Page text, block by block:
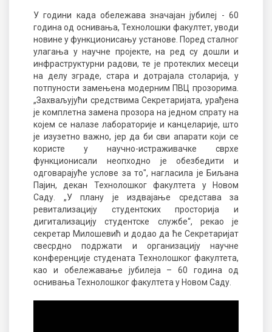
У години када обележава значајан јубилеј - 60
година од оснивања, Технолошки факултет, уводи
новине у функционисању установе. Поред сталног
улагања у научне пројекте, на ред су дошли и
инфраструктурни радови, те је протеклих месеци
на делу зграде, стара и дотрајала столарија, у
потпуности замењена модерним ПВЦ прозорима.
„Захваљујући средствима Секретаријата, урађена
је комплетна замена прозора на једном спрату на
којем се налазе лабораторије и канцеларије, што
је изузетно важно, јер да би сви апарати који се
користе у научно-истраживачке сврхе
функционисали неопходно је обезбедити и
одговарајуће услове за то", нагласила је Биљана
Пајин, декан Технолошког факултета у Новом
Саду. „У плану је издвајање средстава за
ревитализацију студентских просторија и
дигитализацију студентске службе“, рекао је
секретар Милошевић и додао да ће Секретаријат
свесрдно подржати и организацију научне
конференције студената Технолошког факултета,
као и обележавање јубилеја – 60 година од
оснивања Технолошког факултета у Новом Саду.